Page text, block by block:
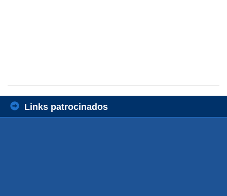
Links patrocinados